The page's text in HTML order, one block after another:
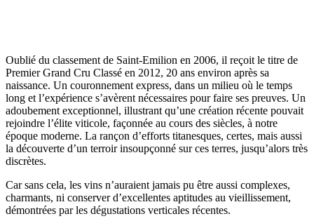
Oublié du classement de Saint-Emilion en 2006, il reçoit le titre de
Premier Grand Cru Classé en 2012, 20 ans environ après sa
naissance. Un couronnement express, dans un milieu où le temps
long et l’expérience s’avèrent nécessaires pour faire ses preuves. Un
adoubement exceptionnel, illustrant qu’une création récente pouvait
rejoindre l’élite viticole, façonnée au cours des siècles, à notre
époque moderne. La rançon d’efforts titanesques, certes, mais aussi
la découverte d’un terroir insoupçonné sur ces terres, jusqu’alors très
discrètes.
Car sans cela, les vins n’auraient jamais pu être aussi complexes,
charmants, ni conserver d’excellentes aptitudes au vieillissement,
démontrées par les dégustations verticales récentes.